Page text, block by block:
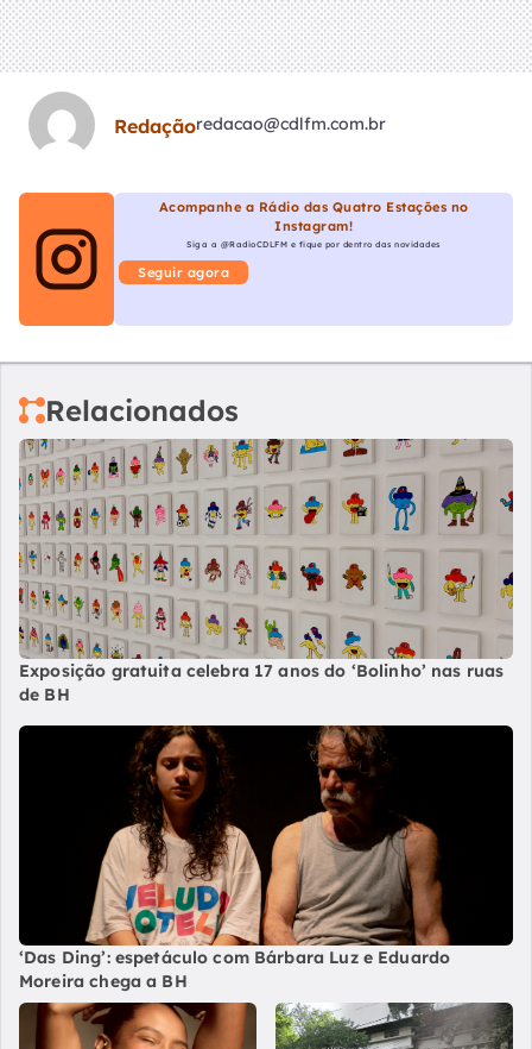
Redaçãoredacao@cdlfm.com.br
Acompanhe a Rádio das Quatro Estações no
Instagram!
Siga a @RadioCDLFM e fique por dentro das novidades
Seguir agora
Relacionados
Exposição gratuita celebra 17 anos do ‘Bolinho’ nas ruas
de BH
‘Das Ding’: espetáculo com Bárbara Luz e Eduardo
Moreira chega a BH